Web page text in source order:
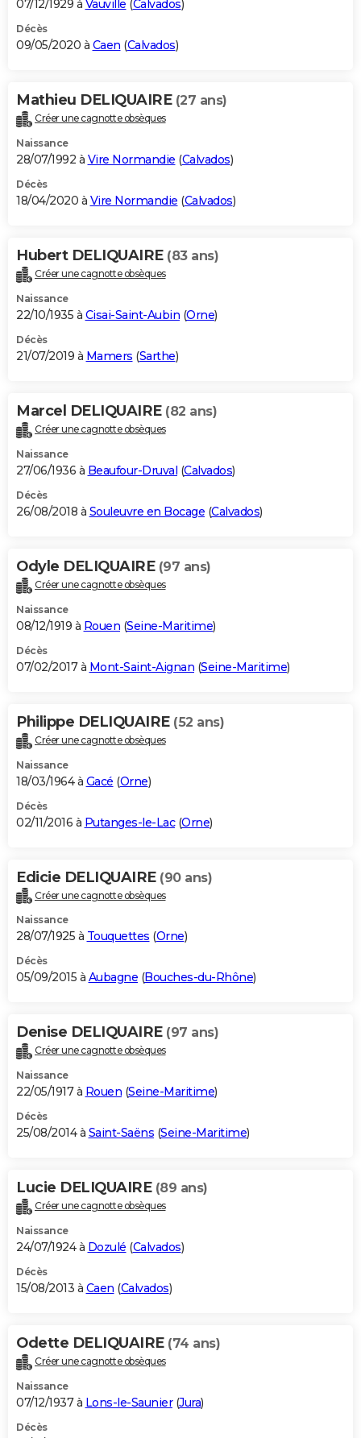
07/12/1929 à Vauville (Calvados)
Décès
09/05/2020 à Caen (Calvados)
Mathieu DELIQUAIRE (27 ans)
Créer une cagnotte obsèques
Naissance
28/07/1992 à Vire Normandie (Calvados)
Décès
18/04/2020 à Vire Normandie (Calvados)
Hubert DELIQUAIRE (83 ans)
Créer une cagnotte obsèques
Naissance
22/10/1935 à Cisai-Saint-Aubin (Orne)
Décès
21/07/2019 à Mamers (Sarthe)
Marcel DELIQUAIRE (82 ans)
Créer une cagnotte obsèques
Naissance
27/06/1936 à Beaufour-Druval (Calvados)
Décès
26/08/2018 à Souleuvre en Bocage (Calvados)
Odyle DELIQUAIRE (97 ans)
Créer une cagnotte obsèques
Naissance
08/12/1919 à Rouen (Seine-Maritime)
Décès
07/02/2017 à Mont-Saint-Aignan (Seine-Maritime)
Philippe DELIQUAIRE (52 ans)
Créer une cagnotte obsèques
Naissance
18/03/1964 à Gacé (Orne)
Décès
02/11/2016 à Putanges-le-Lac(Orne)
Edicie DELIQUAIRE (90 ans)
Créer une cagnotte obsèques
Naissance
28/07/1925 à Touquettes (Orne)
Décès
05/09/2015 à Aubagne (Bouches-du-Rhône)
Denise DELIQUAIRE (97 ans)
Créer une cagnotte obsèques
Naissance
22/05/1917 à Rouen (Seine-Maritime)
Décès
25/08/2014 à Saint-Saëns (Seine-Maritime)
Lucie DELIQUAIRE (89 ans)
Créer une cagnotte obsèques
Naissance
24/07/1924 à Dozulé (Calvados)
Décès
15/08/2013 à Caen (Calvados)
Odette DELIQUAIRE (74 ans)
Créer une cagnotte obsèques
Naissance
07/12/1937 à Lons-le-Saunier(Jura)
Décès